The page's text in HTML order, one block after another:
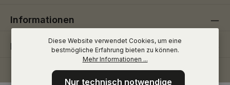
Informationen
Folge uns
Diese Website verwendet Cookies, um eine
bestmögliche Erfahrung bieten zu können.
Mehr Informationen ...
Nur technisch notwendige